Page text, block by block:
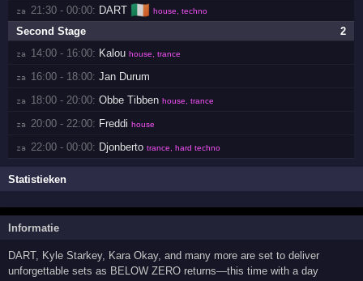
za 21:30 - 00:00: DART 🇮🇪 house, techno
2
Second Stage
za 14:00 - 16:00: Kalou house, trance
za 16:00 - 18:00: Jan Durum
za 18:00 - 20:00: Obbe Tibben house, trance
za 20:00 - 22:00: Freddi house
za 22:00 - 00:00: Djonberto trance, hard techno
Statistieken
Informatie
DART, Kyle Starkey, Kara Okay, and many more are set to deliver
unforgettable sets as BELOW ZERO returns—this time with a day